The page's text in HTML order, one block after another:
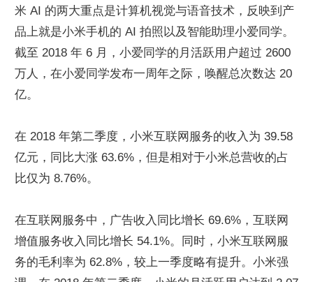
米 AI 的两大重点是计算机视觉与语音技术，反映到产
品上就是小米手机的 AI 拍照以及智能助理小爱同学。
截至 2018 年 6 月，小爱同学的月活跃用户超过 2600
万人，在小爱同学发布一周年之际，唤醒总次数达 20
亿。
在 2018 年第二季度，小米互联网服务的收入为 39.58
亿元，同比大涨 63.6%，但是相对于小米总营收的占
比仅为 8.76%。
在互联网服务中，广告收入同比增长 69.6%，互联网
增值服务收入同比增长 54.1%。同时，小米互联网服
务的毛利率为 62.8%，较上一季度略有提升。小米强